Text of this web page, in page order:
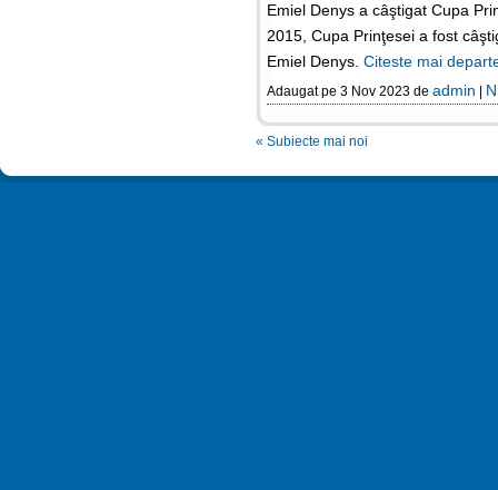
Emiel Denys a câştigat Cupa
2015, Cupa Prinţesei a fost
Emiel Denys. Citeste mai
Adaugat pe 3 Nov 2023 de admin |
« Subiecte mai noi